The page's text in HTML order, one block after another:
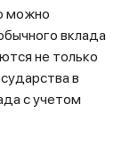
можно
вклада
не только
в
с учетом